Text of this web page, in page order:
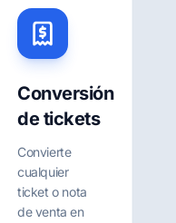
Conversión
de tickets
Convierte
cualquier
ticket o nota
de venta en